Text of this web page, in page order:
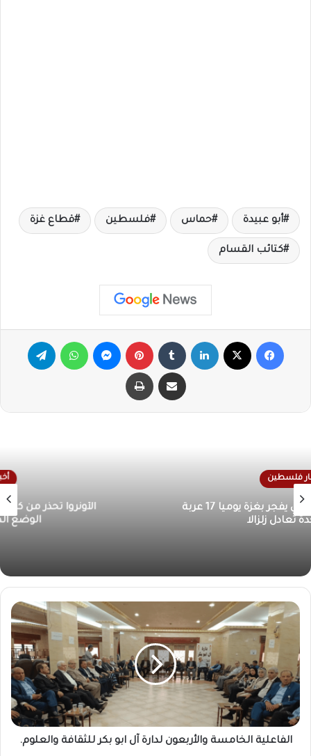
أبو عبيدة حماس فلسطين قطاع غزة
كتائب القسام
الأونروا تحذر من كارثة إنسانية في غزة بسبب تدهور
الفاعلية الخامسة والأربعون لدارة آل ابو بكر للثقافة والعلوم.